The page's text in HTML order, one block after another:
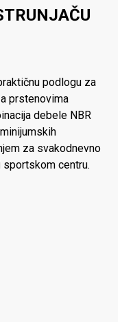
podlogu za
prstenovima
debele NBR
za svakodnevno
sportskom centru.